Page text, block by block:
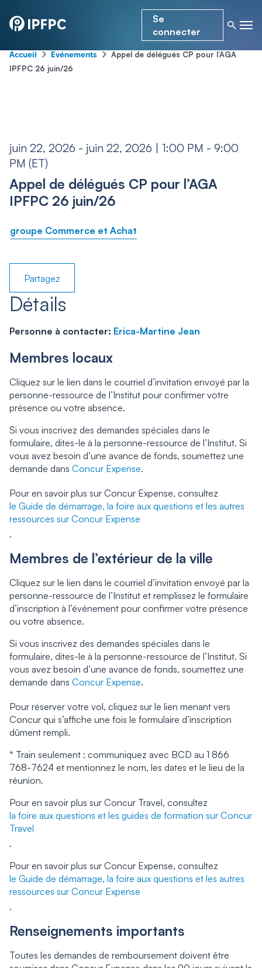
Se
connecter
Accueil- Événements-
Appel de délégués CP pour l’AGA
IPFPC 26 juin/26
juin 22, 2026 - juin 22, 2026 | 1:00 PM - 9:00
PM (ET)
Appel de délégués CP pour l’AGA
IPFPC 26 juin/26
groupe Commerce et Achat
Partagez
Détails
Personne à contacter: Erica-Martine Jean
Membres locaux
Cliquez sur le lien dans le courriel d’invitation envoyé par la
personne-ressource de l’Institut pour confirmer votre
présence ou votre absence.
Si vous inscrivez des demandes spéciales dans le
formulaire, dites-le à la personne-ressource de l’Institut. Si
vous avez besoin d’une avance de fonds, soumettez une
demande dans Concur Expense.
Pour en savoir plus sur Concur Expense, consultez
le Guide de démarrage, la foire aux questions et les autres
ressources sur Concur Expense
.
Membres de l’extérieur de la ville
Cliquez sur le lien dans le courriel d’invitation envoyé par la
personne-ressource de l’Institut et remplissez le formulaire
d’inscription à l’événement pour confirmer votre présence
ou votre absence.
Si vous inscrivez des demandes spéciales dans le
formulaire, dites-le à la personne-ressource de l’Institut. Si
vous avez besoin d’une avance de fonds, soumettez une
demande dans Concur Expense.
Pour réserver votre vol, cliquez sur le lien menant vers
Concur qui s’affiche une fois le formulaire d’inscription
dûment rempli.
* Train seulement : communiquez avec BCD au 1 866
768-7624 et mentionnez le nom, les dates et le lieu de la
réunion.
Pour en savoir plus sur Concur Travel, consultez
la foire aux questions et les guides de formation sur Concur
Travel
.
Pour en savoir plus sur Concur Expense, consultez
le Guide de démarrage, la foire aux questions et les autres
ressources sur Concur Expense
.
Renseignements importants
Toutes les demandes de remboursement doivent être